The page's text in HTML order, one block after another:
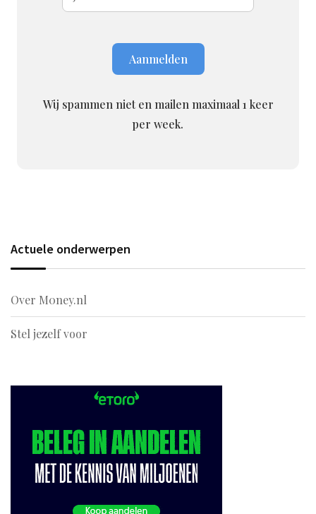
Wij spammen niet en mailen maximaal 1 keer
per week.
Actuele onderwerpen
Over M0ney.nl
Stel jezelf voor